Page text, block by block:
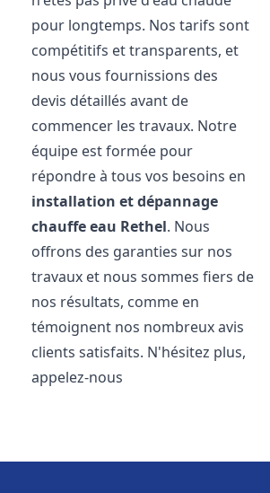
pour longtemps. Nos tarifs sont
compétitifs et transparents, et
nous vous fournissions des
devis détaillés avant de
commencer les travaux. Notre
équipe est formée pour
répondre à tous vos besoins en
installation et dépannage
chauffe eau Rethel. Nous
offrons des garanties sur nos
travaux et nous sommes fiers de
nos résultats, comme en
témoignent nos nombreux avis
clients satisfaits. N'hésitez plus,
appelez-nous